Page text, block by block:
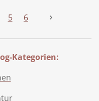
5 6
Kategorien: